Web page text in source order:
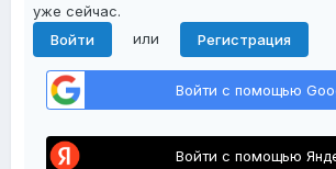
уже сейчас.
Войти
или Регистрация
Войти с помощью
Войти с помощью